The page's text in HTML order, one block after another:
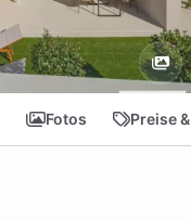
Fotos Preise